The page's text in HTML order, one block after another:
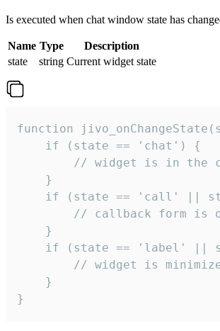
Is executed when chat window state has
Name Type
Description
state
string Current widget state
function
    if (state == 'chat') {
// widget is in the
    }
if (state == 'call' ||
// callback form is
    }
if (state == 'label' ||
// widget is
    }
}